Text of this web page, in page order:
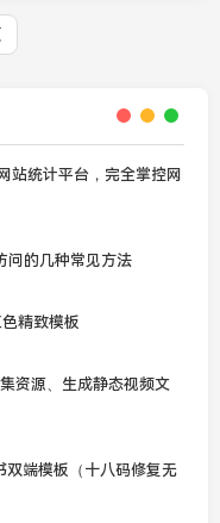
站统计平台，完全掌控网
问的几种常见方法
精致模板
资源、生成静态视频文